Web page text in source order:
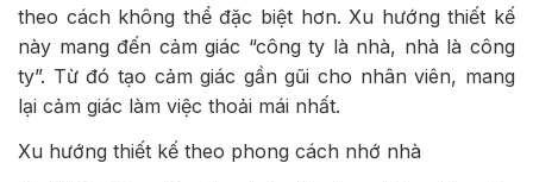
theo cách không thể đặc biệt hơn. Xu hướng thiết kế
này mang đến cảm giác “công ty là nhà, nhà là công
ty”. Từ đó tạo cảm giác gần gũi cho nhân viên, mang
lại cảm giác làm việc thoải mái nhất.
Xu hướng thiết kế theo phong cách nhớ nhà